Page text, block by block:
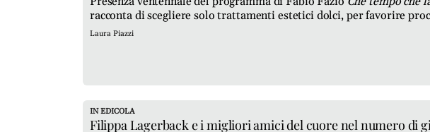
racconta di scegliere solo trattamenti estetici dolci, per favorire
lineamenti
Laura Piazzi
IN EDICOLA
Filippa Lagerback e i migliori amici del cuore nel numero di